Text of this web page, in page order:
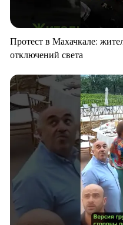
Протест в Махачкале:
отключений света